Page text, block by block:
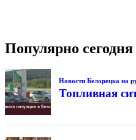
Популярно сегодня
Новости Белорецка на
Топливная